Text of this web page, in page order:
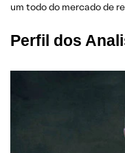
um todo do mercado de
Perfil dos